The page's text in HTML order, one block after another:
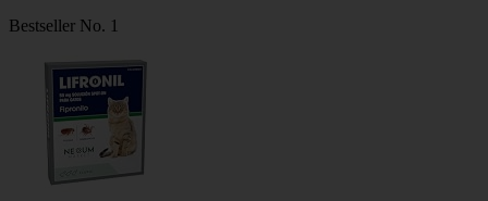
Bestseller No. 1